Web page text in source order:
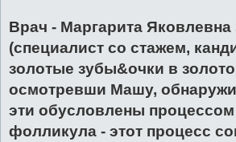
Врач - Маргарита Яковлевна
(специалист со стажем,
золотые зубы&очки в
осмотревши Машу,
эти обусловлены процессом
фолликула - этот процесс